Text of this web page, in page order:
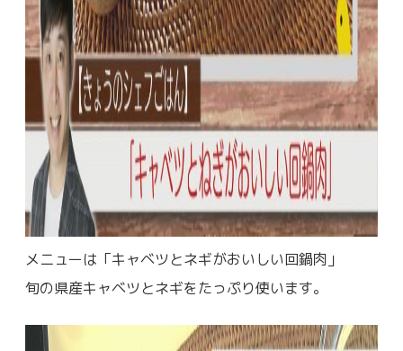
メニューは「キャベツとネギがおいしい回鍋肉」
旬の県産キャベツとネギをたっぷり使います。